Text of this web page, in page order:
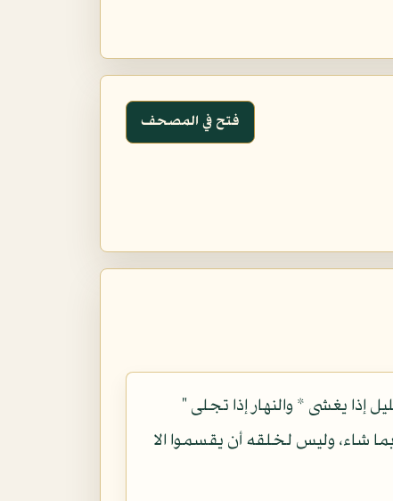
فتح في المصحف
إذا يغشى * والنهار إذا تجلى "
شاء، وليس لخلقه أن يقسموا الا